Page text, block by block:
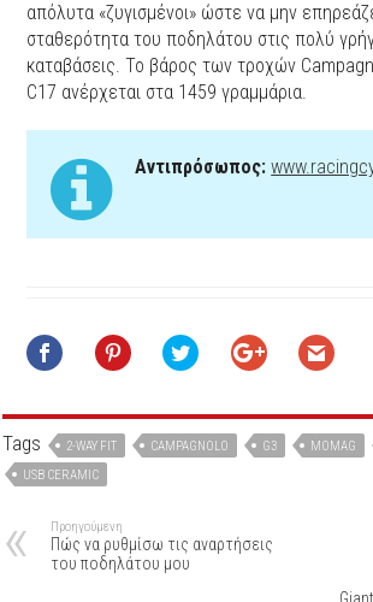
απόλυτα «ζυγισμένοι» ώστε να μην
σταθερότητα του ποδηλάτου στις πολύ
καταβάσεις. Το βάρος των τροχών
C17 ανέρχεται στα 1459 γραμμάρια.
Αντιπρόσωπος:
Tags 2-WAY FIT CAMPAGNOLO G3 MOMAG
USB CERAMIC
Προηγούμενη
Πώς να ρυθμίσω τις αναρτήσεις
του ποδηλάτου μου